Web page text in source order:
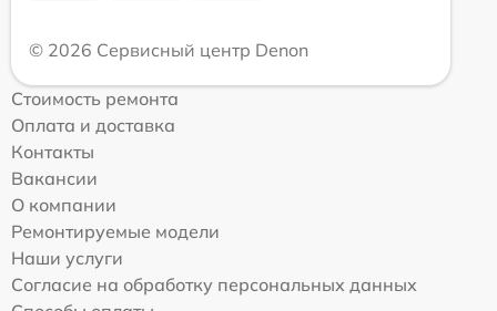
© 2026 Сервисный центр Denon
Стоимость ремонта
Оплата и доставка
Контакты
Вакансии
О компании
Ремонтируемые модели
Наши услуги
Согласие на обработку персональных данных